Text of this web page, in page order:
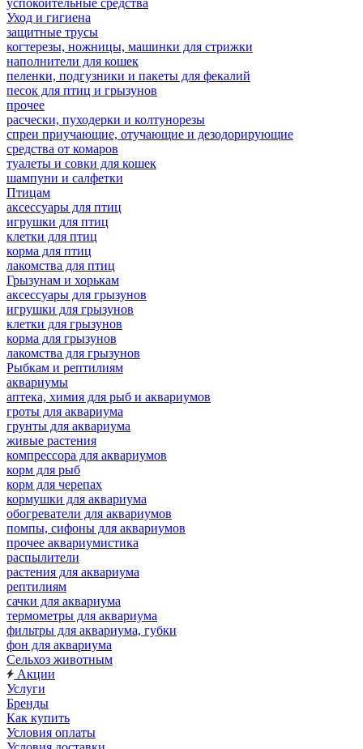
успокоительные средства
Уход и гигиена
защитные трусы
когтерезы, ножницы, машинки для стрижки
наполнители для кошек
пеленки, подгузники и пакеты для фекалий
песок для птиц и грызунов
прочее
расчески, пуходерки и колтунорезы
спреи приучающие, отучающие и дезодорирующие
средства от комаров
туалеты и совки для кошек
шампуни и салфетки
Птицам
аксессуары для птиц
игрушки для птиц
клетки для птиц
корма для птиц
лакомства для птиц
Грызунам и хорькам
аксессуары для грызунов
игрушки для грызунов
клетки для грызунов
корма для грызунов
лакомства для грызунов
Рыбкам и рептилиям
аквариумы
аптека, химия для рыб и аквариумов
гроты для аквариума
грунты для аквариума
живые растения
компрессора для аквариумов
корм для рыб
корм для черепах
кормушки для аквариума
обогреватели для аквариумов
помпы, сифоны для аквариумов
прочее аквариумистика
распылители
растения для аквариума
рептилиям
сачки для аквариума
термометры для аквариума
фильтры для аквариума, губки
фон для аквариума
Сельхоз животным
Акции
Услуги
Бренды
Как купить
Условия оплаты